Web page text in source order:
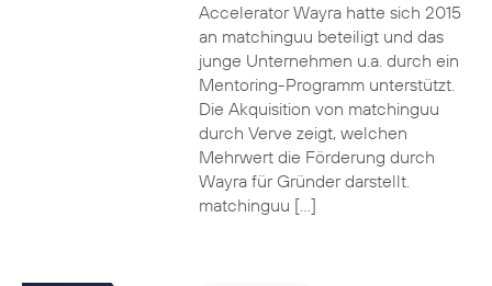
Accelerator Wayra hatte sich 2015
an matchinguu beteiligt und das
junge Unternehmen u.a. durch ein
Mentoring-Programm unterstützt.
Die Akquisition von matchinguu
durch Verve zeigt, welchen
Mehrwert die Förderung durch
Wayra für Gründer darstellt.
matchinguu […]